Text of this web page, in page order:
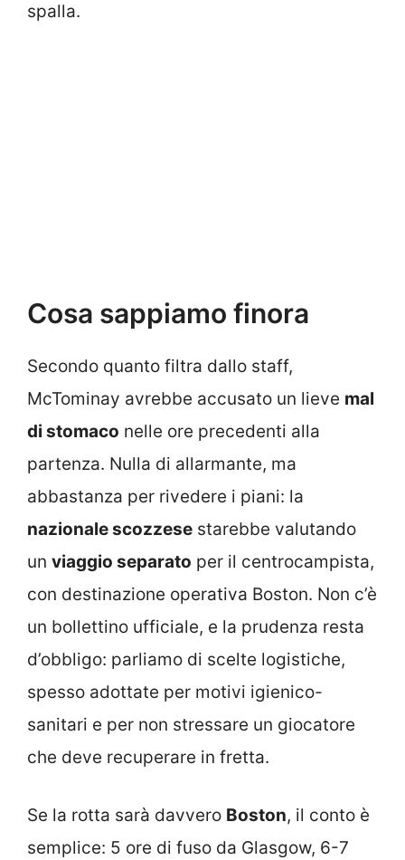
spalla.
Cosa sappiamo finora
Secondo quanto filtra dallo staff,
McTominay avrebbe accusato un lieve mal
di stomaco nelle ore precedenti alla
partenza. Nulla di allarmante, ma
abbastanza per rivedere i piani: la
nazionale scozzese starebbe valutando
un viaggio separato per il centrocampista,
con destinazione operativa Boston. Non c’è
un bollettino ufficiale, e la prudenza resta
d’obbligo: parliamo di scelte logistiche,
spesso adottate per motivi igienico-
sanitari e per non stressare un giocatore
che deve recuperare in fretta.
Se la rotta sarà davvero Boston, il conto è
semplice: 5 ore di fuso da Glasgow, 6-7